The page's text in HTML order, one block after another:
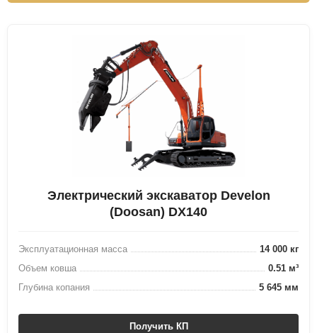
Электрический экскаватор Develon
(Doosan) DX140
Эксплуатационная масса
14 000 кг
Объем ковша
0.51 м³
Глубина копания
5 645 мм
Получить КП